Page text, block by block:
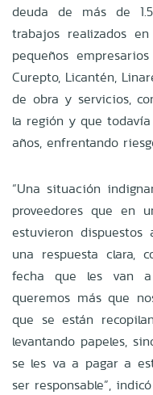
deuda de más de
trabajos realizados
pequeños
Curepto, Licantén,
de obra y servicios,
la región y que
años, enfrentando
“Una situación
proveedores que en
estuvieron dispuestos
una respuesta clara,
fecha que les van
queremos más que
que se están
levantando papeles,
se les va a pagar a
ser responsable”,